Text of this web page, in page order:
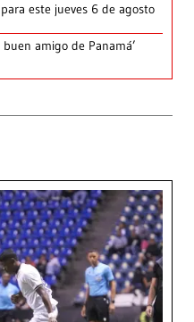
este jueves 6 de agosto
amigo de Panamá’